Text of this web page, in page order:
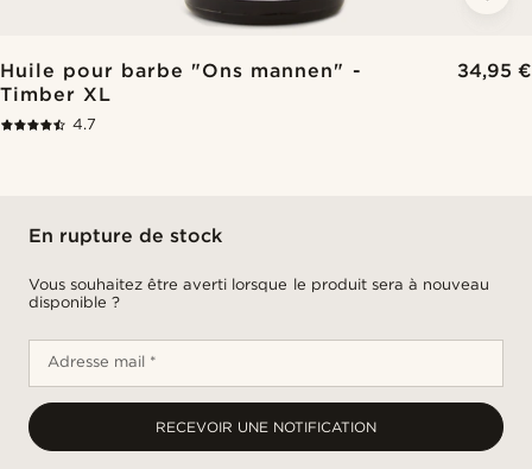
Huile pour barbe "Ons mannen" -
Timber XL
34,95 €
4.7
En rupture de stock
Vous souhaitez être averti lorsque le produit sera à nouveau
disponible ?
Adresse mail *
RECEVOIR UNE NOTIFICATION